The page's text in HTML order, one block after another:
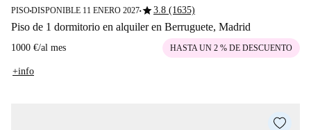
PISO■DISPONIBLE 11 ENERO 2027■star3.8 (1635)
Piso de 1 dormitorio en alquiler en Berruguete, Madrid
1000 €/al mes HASTA UN 2 % DE DESCUENTO
+info